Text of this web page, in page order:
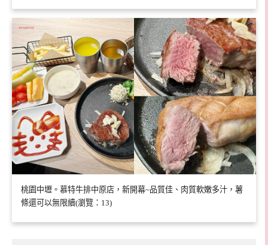
桃園中壢。慕特牛排中原店，新開幕~品質佳、肉質軟嫩多汁，薯
條還可以無限續(瀏覽：13)